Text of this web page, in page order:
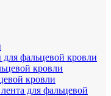
фальцевой кровли
кровли
кровли
для фальцевой